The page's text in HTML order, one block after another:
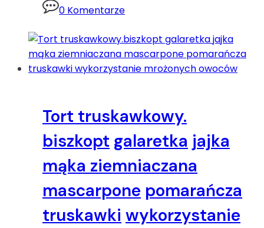
koper
pieczarki
Wielkanoc
0 Komentarze
Tort truskawkowy.
biszkopt galaretka jajka
mąka ziemniaczana
mascarpone pomarańcza
truskawki wykorzystanie